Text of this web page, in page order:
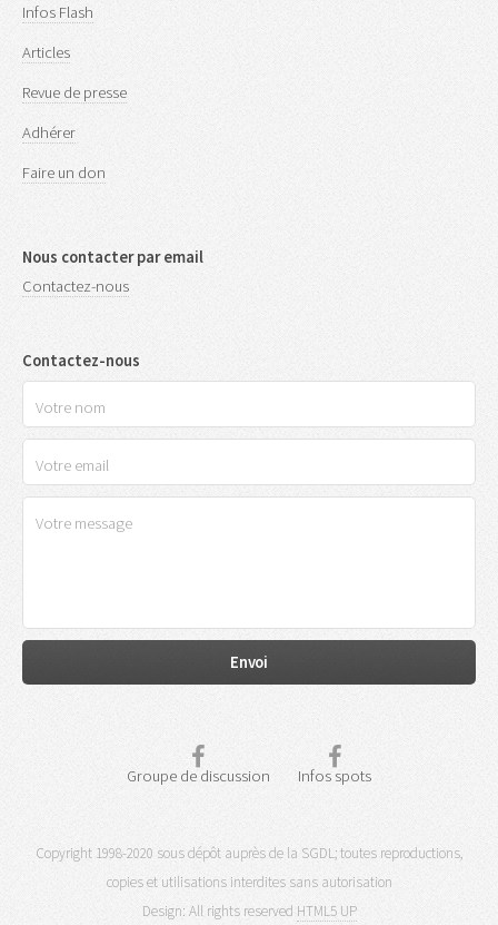
Infos Flash
Articles
Revue de presse
Adhérer
Faire un don
Nous contacter par email
Contactez-nous
Contactez-nous
Groupe de discussion Infos spots
Copyright 1998-2020 sous dépôt auprès de la SGDL; toutes reproductions,
copies et utilisations interdites sans autorisation
Design: All rights reserved HTML5 UP